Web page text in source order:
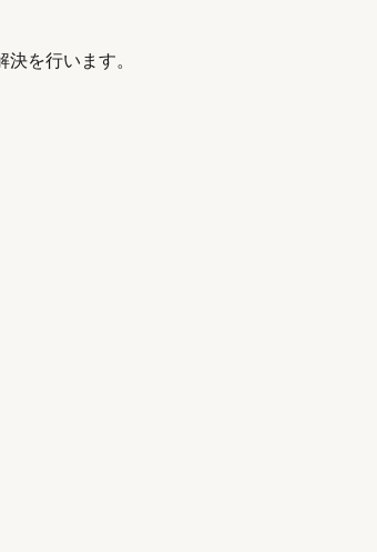
を行います。